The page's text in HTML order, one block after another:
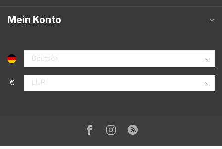
Mein Konto
€